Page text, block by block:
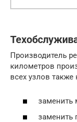
Производитель
километров
всех узлов
заменить
заменить